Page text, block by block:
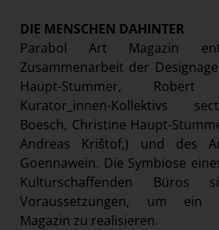
DIE MENSCHEN DAHINTER
Parabol Art Magazin
Zusammenarbeit der
Haupt-Stummer, Robert
Kurator_innen-Kollektivs
Boesch, Christine Haupt-
Andreas Krištof,) und des
Goennawein. Die Symbiose
Kulturschaffenden Büros
Voraussetzungen, um ein
Magazin zu realisieren.